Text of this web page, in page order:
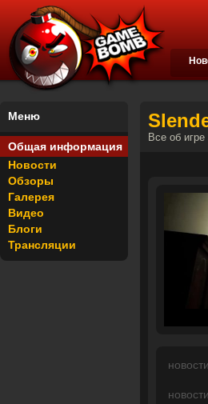
Меню
Общая информация
Новости
Обзоры
Галерея
Видео
Блоги
Трансляции
Все об игре
новости
новости